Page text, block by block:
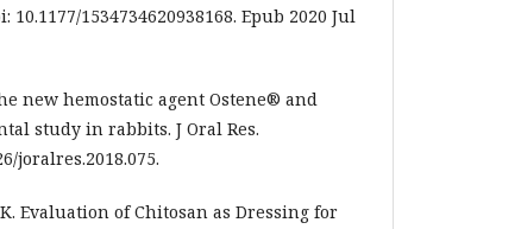
10.1177/1534734620938168. Epub 2020 Jul
new hemostatic agent Ostene® and
study in rabbits. J Oral Res.
joralres.2018.075.
Evaluation of Chitosan as Dressing for